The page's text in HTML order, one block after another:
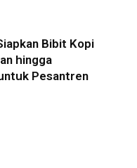
Bibit Kopi
hingga
Pesantren